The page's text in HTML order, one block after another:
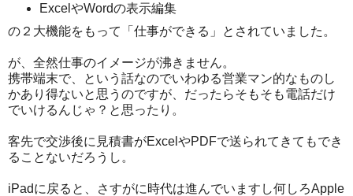
ExcelやWordの表示編集
の２大機能をもって「仕事ができる」とされていました。
が、全然仕事のイメージが沸きません。
携帯端末で、という話なのでいわゆる営業マン的なものし
かあり得ないと思うのですが、だったらそもそも電話だけ
でいけるんじゃ？と思ったり。
客先で交渉後に見積書がExcelやPDFで送られてきてもでき
ることないだろうし。
iPadに戻ると、さすがに時代は進んでいますし何しろApple